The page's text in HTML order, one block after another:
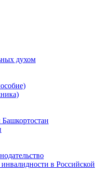
духом
в Российской